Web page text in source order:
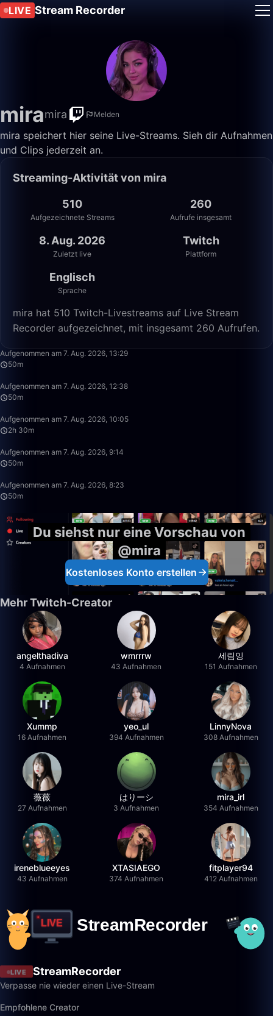
LIVE Stream Recorder
miramira Melden
mira speichert hier seine Live-Streams. Sieh dir Aufnahmen
und Clips jederzeit an.
Streaming-Aktivität von mira
510
Aufgezeichnete Streams
260
Aufrufe insgesamt
8. Aug. 2026
Zuletzt live
Twitch
Plattform
Englisch
Sprache
mira hat 510 Twitch-Livestreams auf Live Stream
Recorder aufgezeichnet, mit insgesamt 260 Aufrufen.
Aufgenommen am 7. Aug. 2026, 13:29
50m
Aufgenommen am 7. Aug. 2026, 12:38
50m
Aufgenommen am 7. Aug. 2026, 10:05
2h 30m
Aufgenommen am 7. Aug. 2026, 9:14
50m
Aufgenommen am 7. Aug. 2026, 8:23
50m
Du siehst nur eine Vorschau von
@mira
Kostenloses Konto erstellen
Mehr Twitch-Creator
angelthadiva
4 Aufnahmen
wmrrrw
43 Aufnahmen
세림잉
151 Aufnahmen
Xummp
16 Aufnahmen
yeo_ul
394 Aufnahmen
LinnyNova
308 Aufnahmen
薇薇
27 Aufnahmen
はりーシ
3 Aufnahmen
mira_irl
354 Aufnahmen
ireneblueeyes
43 Aufnahmen
XTASIAEGO
374 Aufnahmen
fitplayer94
412 Aufnahmen
LIVE StreamRecorder
Verpasse nie wieder einen Live-Stream
Empfohlene Creator